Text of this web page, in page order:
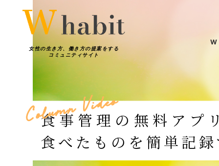
女性の生き方、働き方の提案をする
コミュニティサイト
働き
輝く女
ColumnVideo
食事管理の無料アプ
食べたものを簡単記